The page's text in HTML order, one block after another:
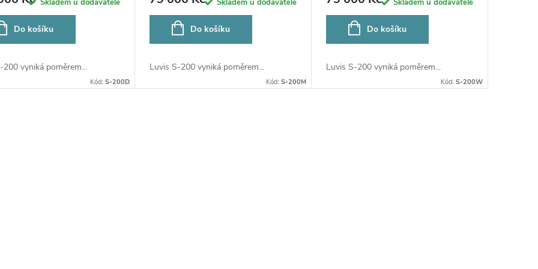
Do košíku
200 vyniká poměrem...
Kód: S-200D
Do košíku
Luvis S-200 vyniká poměrem...
Kód: S-200M
Do košíku
Luvis S-200 vyniká poměrem...
Kód: S-200W